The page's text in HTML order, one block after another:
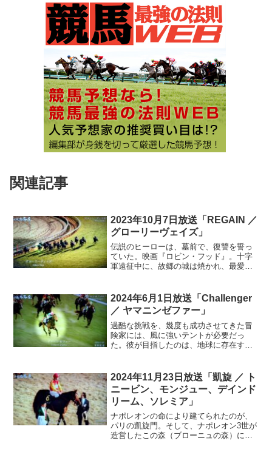
関連記事
2023年10月7日放送「REGAIN ／
グローリーヴェイズ」
伝説のヒーローは、墓前で、復讐を誓っ
ていた。映画『ロビン・フッド』。十字
軍遠征中に、故郷の城は焼かれ、最愛の
びに、執念は深まり…。やがて雪辱を果
たす。暗闇の中で光を放て…
2024年6月1日放送「Challenger
／ ヤマニンゼファー」
過酷な挑戦を、幾度も成功させてきた冒
険家には、風に強いテントが必要だっ
た。彼が目指したのは、地球に存在す
ンを、何度も耐え抜き、偉業を達成。次
なる挑戦は、この時計に刻まれている。
世界初、徒歩による南極大陸の横断。極
限に挑み、生還する。冒険とは、まさに
アートだ…
2024年11月23日放送「凱旋 ／ ト
ニービン、モンジュー、デインド
リーム、ソレミア」
ナポレオンの命により建てられたのが、
パリの凱旋門。そして、ナポレオン3世が
造営したこの森（ブローニュの森）に